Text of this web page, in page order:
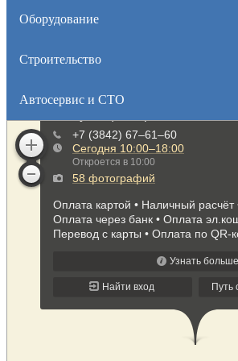
Оборудование
Строительство
Автосервис и СТО